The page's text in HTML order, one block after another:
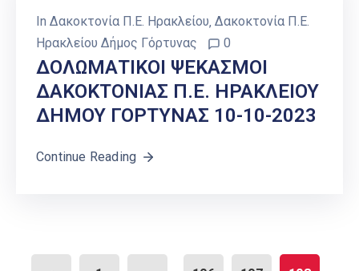
In Δακοκτονία Π.Ε. Ηρακλείου‚ Δακοκτονία Π.Ε.
Ηρακλείου Δήμος Γόρτυνας
0
ΔΟΛΩΜΑΤΙΚΟΙ ΨΕΚΑΣΜΟΙ
ΔΑΚΟΚΤΟΝΙΑΣ Π.Ε. ΗΡΑΚΛΕΙΟΥ
ΔΗΜΟΥ ΓΟΡΤΥΝΑΣ 10-10-2023
Continue Reading